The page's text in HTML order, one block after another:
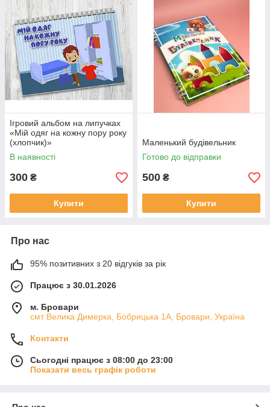
Ігровий альбом на липучках
«Мій одяг на кожну пору року
(хлопчик)»
В наявності
300 ₴
Купити
Маленький будівельник
Готово до відправки
500 ₴
Купити
Про нас
95% позитивних з 20 відгуків за рік
Працює з 30.01.2026
м. Бровари
смт Велика Димерка, Бобрицька 1А, Бровари, Україна
Контакти
Сьогодні працює з 08:00 до 23:00
Показати весь графік роботи